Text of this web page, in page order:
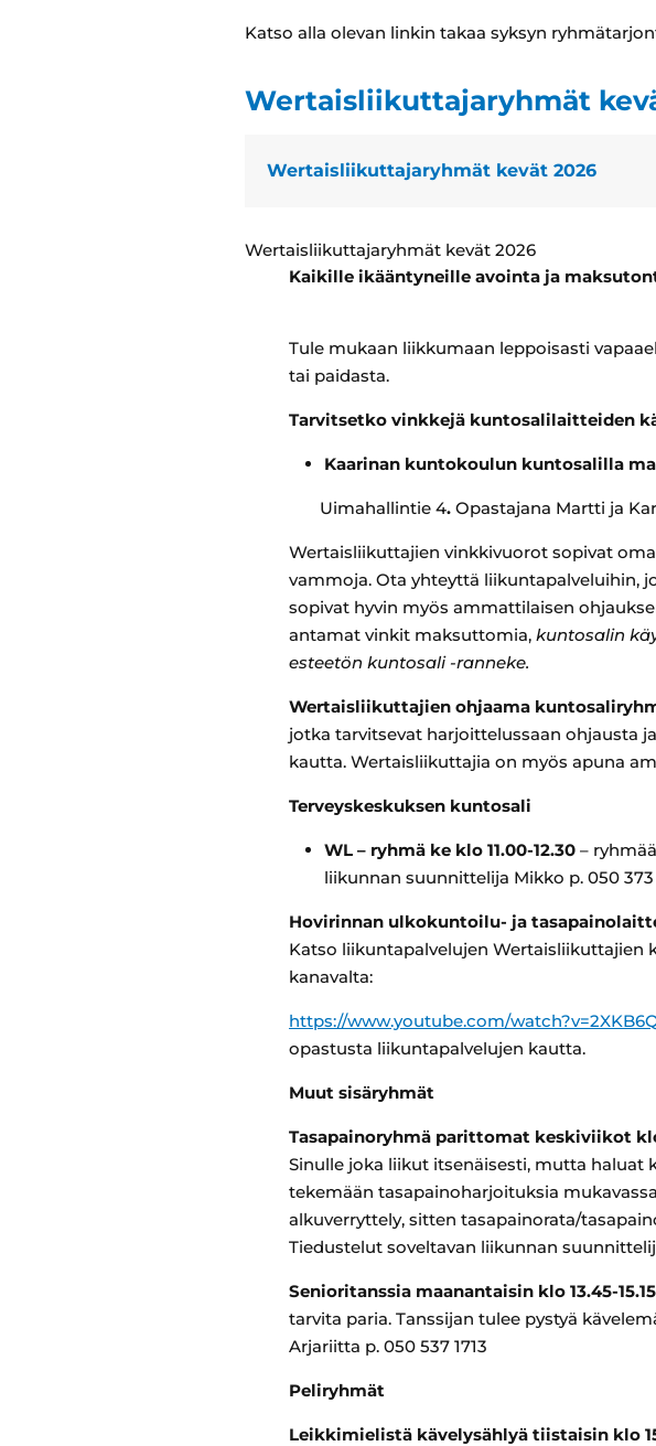
Katso alla olevan linkin takaa syksyn
Wertaisliikuttajaryhmät
Wertaisliikuttajaryhmät kevät 2026
Wertaisliikuttajaryhmät kevät 2026
Kaikille ikääntyneille avointa ja
Tule mukaan liikkumaan leppoisasti
tai paidasta.
Tarvitsetko vinkkejä kuntosalilaitteiden
Kaarinan kuntokoulun kuntosalilla
Uimahallintie 4. Opastajana Martti ja
Wertaisliikuttajien vinkkivuorot sopivat
vammoja. Ota yhteyttä liikuntapalveluihin,
sopivat hyvin myös ammattilaisen
antamat vinkit maksuttomia, kuntosalin
esteetön kuntosali -ranneke.
Wertaisliikuttajien ohjaama
jotka tarvitsevat harjoittelussaan ohjausta
kautta. Wertaisliikuttajia on myös apuna
Terveyskeskuksen kuntosali
WL – ryhmä ke klo 11.00-12.30 –
liikunnan suunnittelija Mikko p. 050 373
Hovirinnan ulkokuntoilu- ja
Katso liikuntapalvelujen Wertaisliikuttajien
kanavalta:
https://www.youtube.com/
opastusta liikuntapalvelujen kautta.
Muut sisäryhmät
Tasapainoryhmä parittomat keskiviikot klo
Sinulle joka liikut itsenäisesti, mutta haluat
tekemään tasapainoharjoituksia
alkuverryttely, sitten tasapainorata/
Tiedustelut soveltavan liikunnan
Senioritanssia maanantaisin klo 13.45-15.15
tarvita paria. Tanssijan tulee pystyä
Arjariitta p. 050 537 1713
Peliryhmät
Leikkimielistä kävelysählyä tiistaisin klo